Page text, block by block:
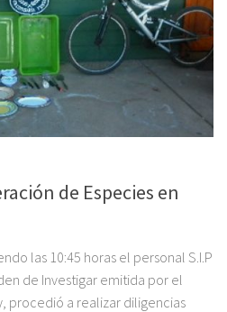
de Especies en
las 10:45 horas el personal S.I.P
de Investigar emitida por el
procedió a realizar diligencias